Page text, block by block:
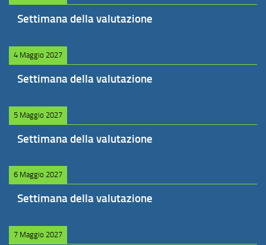
Settimana della valutazione
4 Maggio 2027
Settimana della valutazione
5 Maggio 2027
Settimana della valutazione
6 Maggio 2027
Settimana della valutazione
7 Maggio 2027